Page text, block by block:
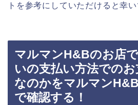
トを参考にしていただけると幸い
マルマンH&Bのお店
いの支払い方法での
なのかをマルマン
で確認する！